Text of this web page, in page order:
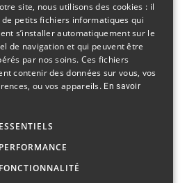
site, nous utilisons des cookies : il
de petits fichiers informatiques qui
s’installer automatiquement sur le
de navigation et qui peuvent être
par nos soins. Ces fichiers
contenir des données sur vous, vos
ou vos appareils. En savoir
ESSENTIELS
PERFORMANCE
FONCTIONNALITÉ